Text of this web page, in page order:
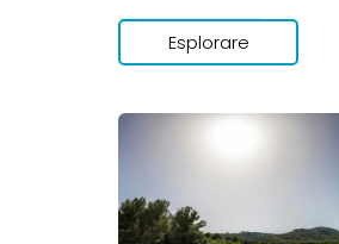
Esplorare